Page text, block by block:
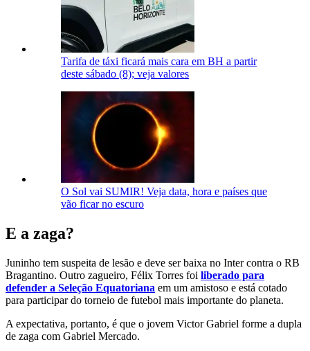
Tarifa de táxi ficará mais cara em BH a partir
deste sábado (8); veja valores
O Sol vai SUMIR! Veja data, hora e países que
vão ficar no escuro
E a zaga?
Juninho tem suspeita de lesão e deve ser baixa no Inter contra o RB
Bragantino. Outro zagueiro, Félix Torres foi liberado para
defender a Seleção Equatoriana em um amistoso e está cotado
para participar do torneio de futebol mais importante do planeta.
A expectativa, portanto, é que o jovem Victor Gabriel forme a dupla
de zaga com Gabriel Mercado.